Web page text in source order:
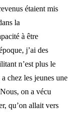
étaient mis
la
à être
j’ai des
n’est plus le
chez les jeunes une
on a vécu
qu’on allait vers